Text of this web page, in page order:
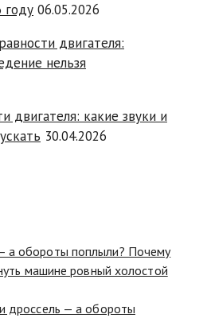
году 06.05.2026
двигателя: какие звуки и
30.04.2026
дроссель — а обороты